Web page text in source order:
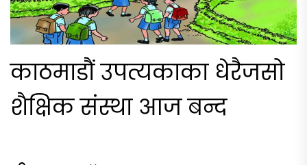
काठमाडौं उपत्यकाका धेरैजसो
शैक्षिक संस्था आज बन्द